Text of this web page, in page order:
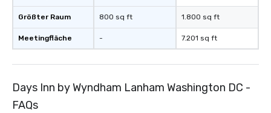
Größter Raum
Meetingfläche
800 sq ft
-
1.800 sq ft
7.201 sq ft
Days Inn by Wyndham Lanham Washington DC -
FAQs